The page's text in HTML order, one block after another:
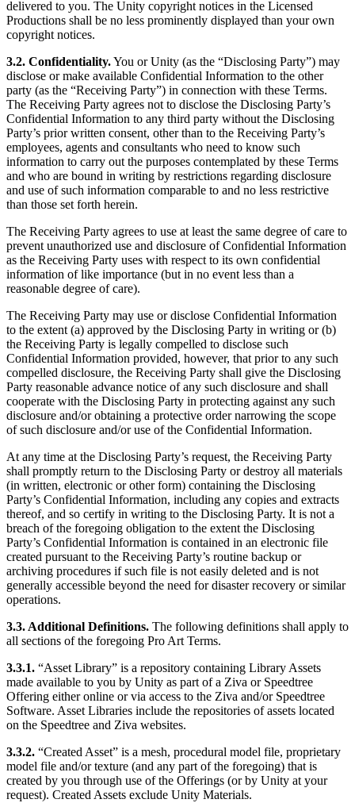
delivered to you. The Unity copyright notices in the Licensed
Productions shall be no less prominently displayed than your own
copyright notices.
3.2. Confidentiality.You or Unity (as the “Disclosing Party”) may
disclose or make available Confidential Information to the other
party (as the “Receiving Party”) in connection with these Terms.
The Receiving Party agrees not to disclose the Disclosing Party’s
Confidential Information to any third party without the Disclosing
Party’s prior written consent, other than to the Receiving Party’s
employees, agents and consultants who need to know such
information to carry out the purposes contemplated by these Terms
and who are bound in writing by restrictions regarding disclosure
and use of such information comparable to and no less restrictive
than those set forth herein.
The Receiving Party agrees to use at least the same degree of care to
prevent unauthorized use and disclosure of Confidential Information
as the Receiving Party uses with respect to its own confidential
information of like importance (but in no event less than a
reasonable degree of care).
The Receiving Party may use or disclose Confidential Information
to the extent (a) approved by the Disclosing Party in writing or (b)
the Receiving Party is legally compelled to disclose such
Confidential Information provided, however, that prior to any such
compelled disclosure, the Receiving Party shall give the Disclosing
Party reasonable advance notice of any such disclosure and shall
cooperate with the Disclosing Party in protecting against any such
disclosure and/or obtaining a protective order narrowing the scope
of such disclosure and/or use of the Confidential Information.
At any time at the Disclosing Party’s request, the Receiving Party
shall promptly return to the Disclosing Party or destroy all materials
(in written, electronic or other form) containing the Disclosing
Party’s Confidential Information, including any copies and extracts
thereof, and so certify in writing to the Disclosing Party. It is not a
breach of the foregoing obligation to the extent the Disclosing
Party’s Confidential Information is contained in an electronic file
created pursuant to the Receiving Party’s routine backup or
archiving procedures if such file is not easily deleted and is not
generally accessible beyond the need for disaster recovery or similar
operations.
3.3. Additional Definitions. The following definitions shall apply to
all sections of the foregoing Pro Art Terms.
3.3.1. “Asset Library” is a repository containing Library Assets
made available to you by Unity as part of a Ziva or Speedtree
Offering either online or via access to the Ziva and/or Speedtree
Software. Asset Libraries include the repositories of assets located
on the Speedtree and Ziva websites.
3.3.2. “Created Asset” is a mesh, procedural model file, proprietary
model file and/or texture (and any part of the foregoing) that is
created by you through use of the Offerings (or by Unity at your
request). Created Assets exclude Unity Materials.